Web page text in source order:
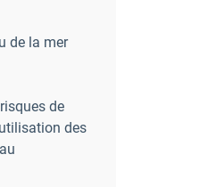
de la mer
de
des